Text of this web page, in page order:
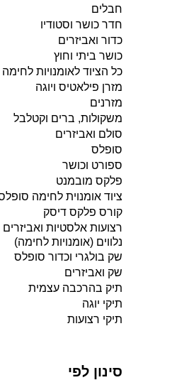
חבלים
חדר כושר וסטודיו
כדור ואביזרים
כושר ביתי וחוץ
כל הציוד לאומנויות לחימה
מזרן פילאטיס ויוגה
מזרנים
משקולות, ברים וקטלבל
סולם ואביזרים
סופלס
ספורט וכושר
פלקס מובמנט
ציוד אומנוית לחימה
קורס פלקס דיסק
רצועות אלסטיות ואביזרים
נלווים (אומנויות לחימה)
שק בולגרי וכדור סופלס
שק ואביזרים
תיק בהרכבה עצמית
תיקי יוגה
תיקי רצועות
סינון לפי